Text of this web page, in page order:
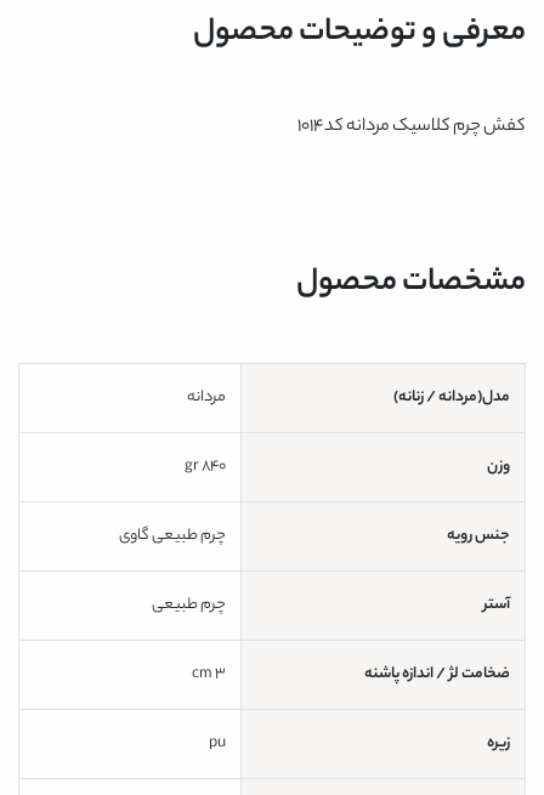
معرفی و توضیحات محصول
کفش چرم کلاسیک مردانه کد1014
مشخصات محصول
مدل(مردانه / زنانه) مردانه
وزن 840 gr
جنس رویه چرم طبیعی گاوی
آستر چرم طبیعی
ضخامت لژ / اندازه پاشنه
زیره pu